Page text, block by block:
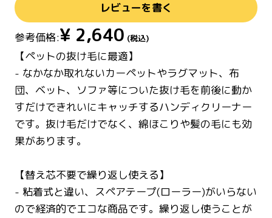
レビューを書く
参考価格:¥ 2,640 (税込)
【ペットの抜け毛に最適】
- なかなか取れないカーペットやラグマット、布
団、ベット、ソファ等についた抜け毛を前後に動か
すだけできれいにキャッチするハンディクリーナー
です。抜け毛だけでなく、綿ほこりや髪の毛にも効
果があります。
【替え芯不要で繰り返し使える】
- 粘着式と違い、スペアテープ(ローラー)がいらない
ので経済的でエコな商品です。繰り返し使うことが